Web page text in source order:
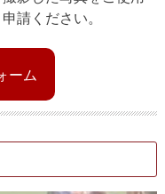
請ください。
ーム